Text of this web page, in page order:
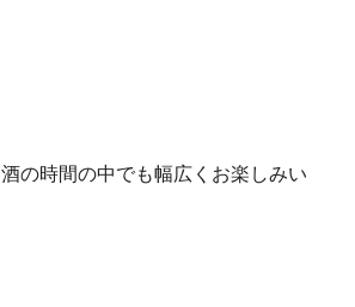
の時間の中でも幅広くお楽しみい